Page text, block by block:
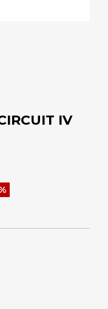
IV